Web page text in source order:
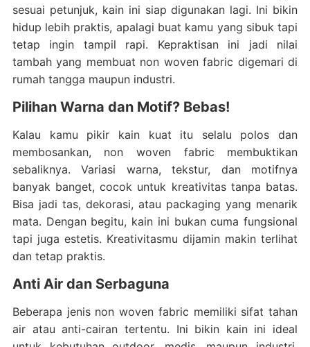
sesuai petunjuk, kain ini siap digunakan lagi. Ini bikin
hidup lebih praktis, apalagi buat kamu yang sibuk tapi
tetap ingin tampil rapi. Kepraktisan ini jadi nilai
tambah yang membuat non woven fabric digemari di
rumah tangga maupun industri.
Pilihan Warna dan Motif? Bebas!
Kalau kamu pikir kain kuat itu selalu polos dan
membosankan, non woven fabric membuktikan
sebaliknya. Variasi warna, tekstur, dan motifnya
banyak banget, cocok untuk kreativitas tanpa batas.
Bisa jadi tas, dekorasi, atau packaging yang menarik
mata. Dengan begitu, kain ini bukan cuma fungsional
tapi juga estetis. Kreativitasmu dijamin makin terlihat
dan tetap praktis.
Anti Air dan Serbaguna
Beberapa jenis non woven fabric memiliki sifat tahan
air atau anti-cairan tertentu. Ini bikin kain ini ideal